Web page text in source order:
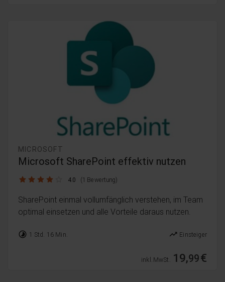
MICROSOFT
Microsoft SharePoint effektiv nutzen
4.0 / 5 4.0 (1 Bewertung)
SharePoint einmal vollumfänglich verstehen, im Team
optimal einsetzen und alle Vorteile daraus nutzen.
timelapse 1 Std. 16 Min. trending_up Einsteiger
inkl. MwSt. 19,99€